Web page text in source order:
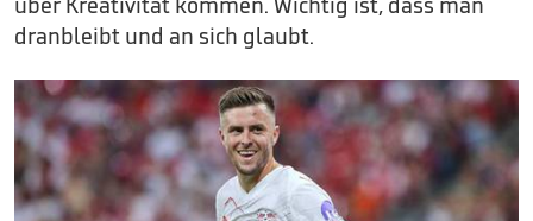
dranbleibt und an sich glaubt.